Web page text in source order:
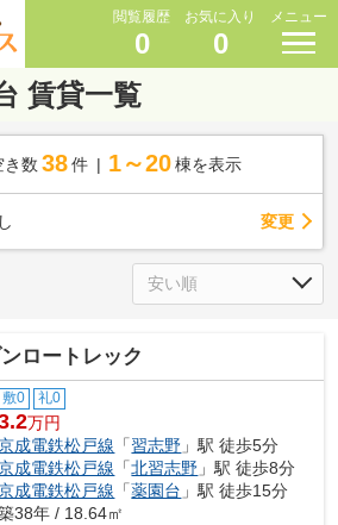
閲覧履歴
0
お気に入り
0
メニュー
賃貸一覧
き数 38 件 1～20 棟を表示
変更
ロートレック
敷0 礼0
万円
成電鉄松戸線 「習志野 」駅 徒歩5分
成電鉄松戸線 「北習志野 」駅 徒歩8分
成電鉄松戸線 「薬園台 」駅 徒歩15分
38年 / 18.64㎡